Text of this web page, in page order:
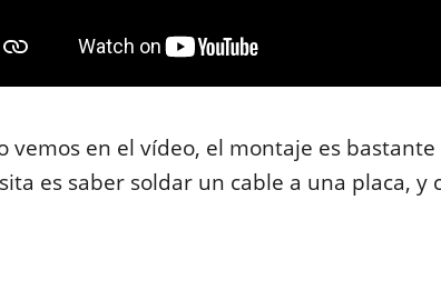
vemos en el vídeo, el montaje es
es saber soldar un cable a una placa, y